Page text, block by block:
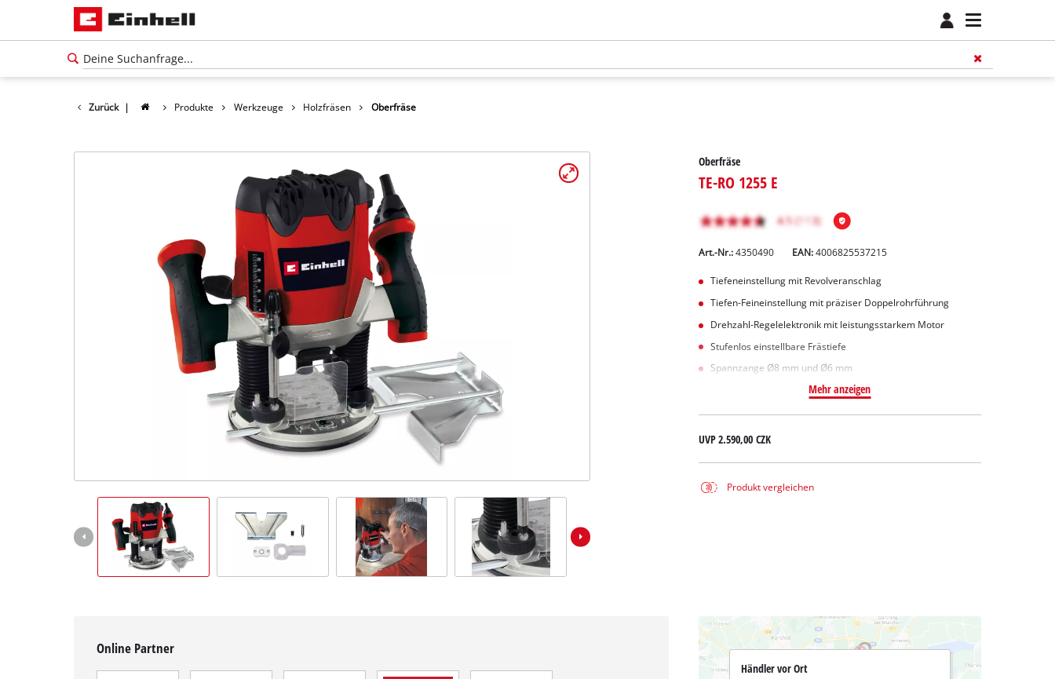
Zurück | Produkte Werkzeuge Holzfräsen Oberfräse
Oberfräse
TE-RO 1255 E
Art.-Nr.: 4350490 EAN:4006825537215
Tiefeneinstellung mit Revolveranschlag
Tiefen-Feineinstellung mit präziser Doppelrohrführung
Drehzahl-Regelelektronik mit leistungsstarkem Motor
Stufenlos einstellbare Frästiefe
Spannzange Ø8 mm und Ø6 mm
Mehr anzeigen
UVP2.590,00 CZK
Produkt vergleichen
Online Partner
Händler vor Ort